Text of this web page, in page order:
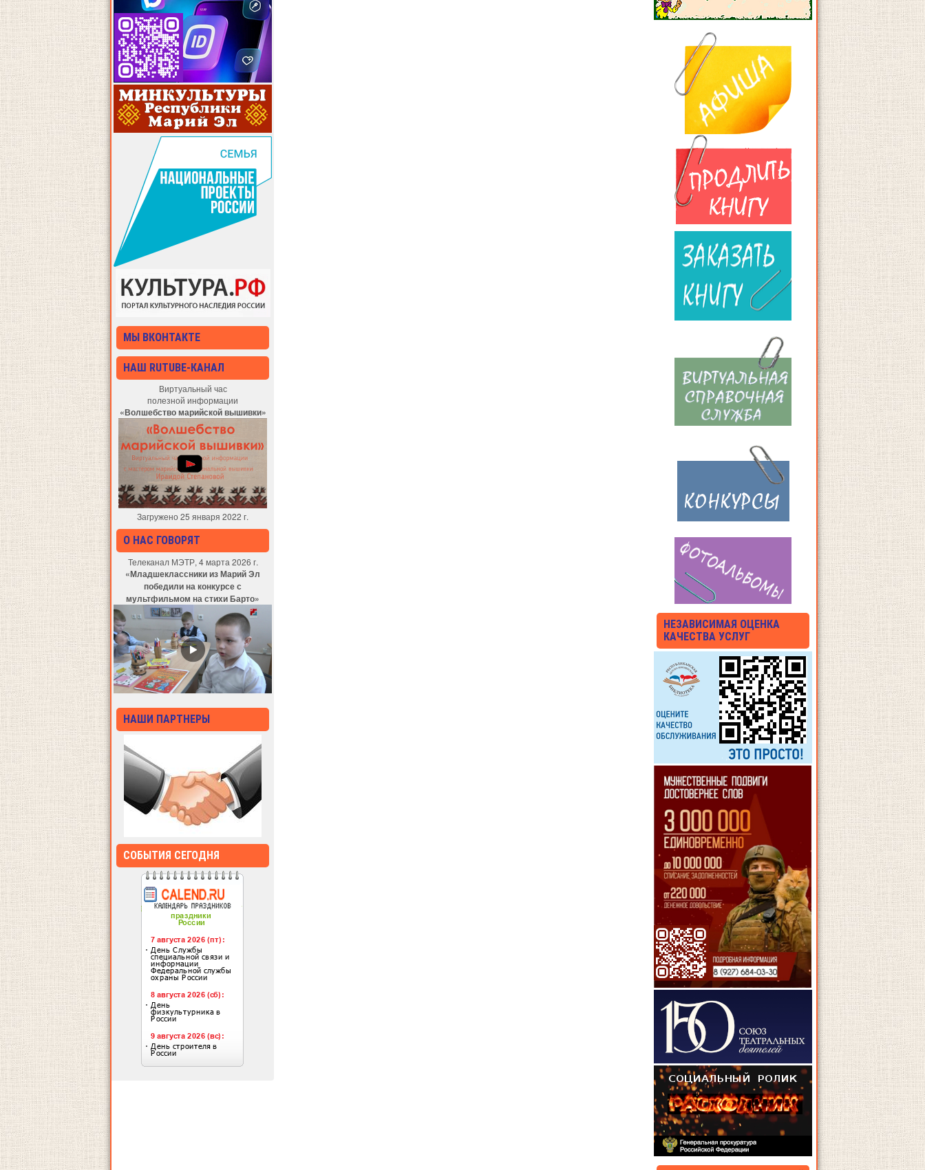
МЫ ВКОНТАКТЕ
НАШ RUTUBE-КАНАЛ
Виртуальный час
полезной информации
«Волшебство марийской вышивки»
Загружено 25 января 2022 г.
О НАС ГОВОРЯТ
Телеканал МЭТР, 4 марта 2026 г.
«Младшеклассники из Марий Эл
победили на конкурсе с
мультфильмом на стихи Барто»
НАШИ ПАРТНЕРЫ
СОБЫТИЯ СЕГОДНЯ
НЕЗАВИСИМАЯ ОЦЕНКА
КАЧЕСТВА УСЛУГ